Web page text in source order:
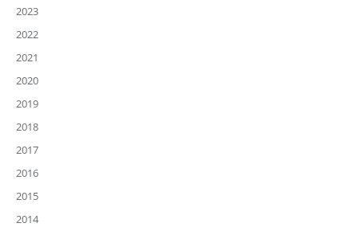
2023
2022
2021
2020
2019
2018
2017
2016
2015
2014